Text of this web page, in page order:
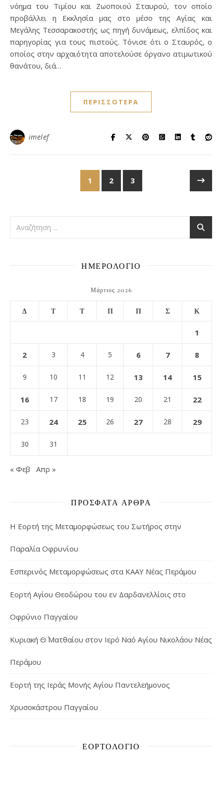
νόημα του Τιμίου και Ζωοποιού Σταυρού, τον οποίο
προβάλλει η Εκκλησία μας στο μέσο της Αγίας και
Μεγάλης Τεσσαρακοστής ως πηγή δυνάμεως, ελπίδος και
παρηγορίας για τους πιστούς. Τόνισε ότι ο Σταυρός, ο
οποίος στην αρχαιότητα αποτελούσε όργανο ατιμωτικού
θανάτου, διά…
ΠΕΡΙΣΣΌΤΕΡΑ
imelef
1 2 3
ΗΜΕΡΟΛΟΓΙΟ
Μάρτιος 2026
Δ Τ Τ Π Π Σ Κ
1
2 3 4 5 6 7 8
9 10 11 12 13 14 15
16 17 18 19 20 21 22
23 24 25 26 27 28 29
30 31
« Φεβ Απρ »
ΠΡΌΣΦΑΤΑ ΆΡΘΡΑ
Η Εορτή της Μεταμορφώσεως του Σωτήρος στην
Παραλία Οφρυνίου
Εσπερινός Μεταμορφώσεως στα ΚΑΑΥ Νέας Περάμου
Εορτή Αγίου Θεοδώρου του εν Δαρδανελλίοις στο
Οφρύνιο Παγγαίου
Κυριακή Θ΄ Ματθαίου στον Ιερό Ναό Αγίου Νικολάου Νέας
Περάμου
Εορτή της Ιεράς Μονής Αγίου Παντελεήμονος
Χρυσοκάστρου Παγγαίου
ΕΟΡΤΟΛΌΓΙΟ